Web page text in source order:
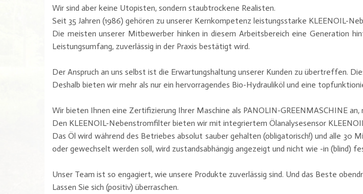
Wir sind aber keine Utopisten, sondern staubtrockene Realisten.
Seit 35 Jahren (1986) gehören zu unserer Kernkompetenz leistungsstarke KLEENOIL-
Die meisten unserer Mitbewerber hinken in diesem Arbeitsbereich eine Generation
Leistungsumfang, zuverlässig in der Praxis bestätigt wird.
Der Anspruch an uns selbst ist die Erwartungshaltung unserer Kunden zu übertreffen.
Deshalb bieten wir mehr als nur ein hervorragendes Bio-Hydrauliköl und eine
Wir bieten Ihnen eine Zertifizierung Ihrer Maschine als PANOLIN-GREENMASCHINE
Den KLEENOIL-Nebenstromfilter bieten wir mit integriertem Ölanalysesensor
Das Öl wird während des Betriebes absolut sauber gehalten (obligatorisch!) und alle
oder gewechselt werden soll, wird zustandsabhängig angezeigt und nicht wie -in (blind)
Unser Team ist so engagiert, wie unsere Produkte zuverlässig sind. Und das Beste
Lassen Sie sich (positiv) überraschen.